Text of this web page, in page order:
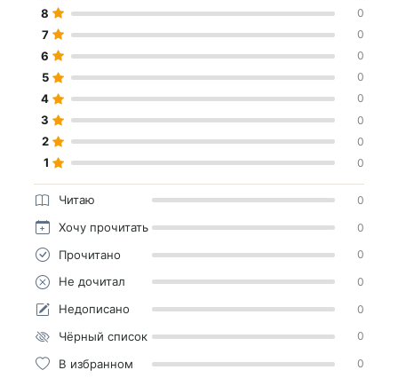
8 0
7 0
6 0
5 0
4 0
3 0
2 0
1 0
Читаю 0
Хочу прочитать 0
Прочитано 0
Не дочитал 0
Недописано 0
Чёрный список 0
В избранном 0